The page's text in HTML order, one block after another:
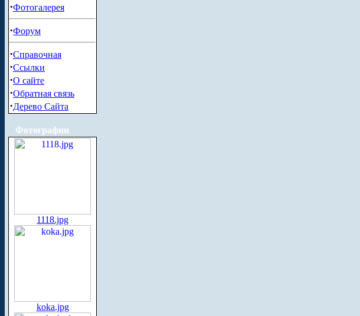
·Фотогалерея
·Форум
·Справочная
·Ссылки
·О сайте
·Обратная связь
·Дерево Сайта
Фотографии
1118.jpg
koka.jpg